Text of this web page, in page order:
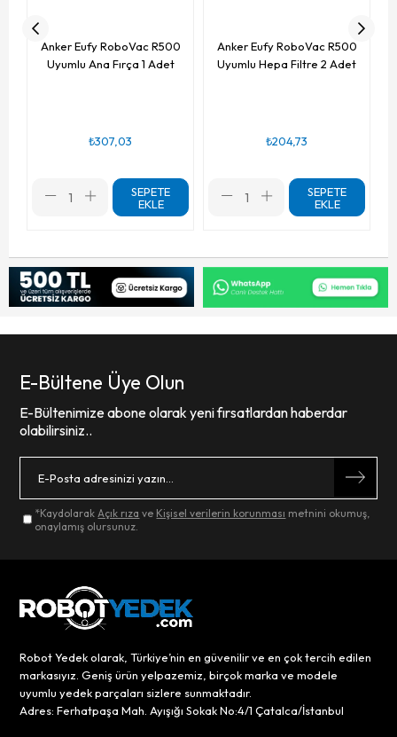
Anker Eufy RoboVac R500
Uyumlu Ana Fırça 1 Adet
₺307,03
SEPETE
EKLE
Anker Eufy RoboVac R500
Uyumlu Hepa Filtre 2 Adet
₺204,73
SEPETE
EKLE
E-Bültene Üye Olun
E-Bültenimize abone olarak yeni fırsatlardan haberdar
olabilirsiniz..
*Kaydolarak Açık rıza ve Kişisel verilerin korunması metnini okumuş,
onaylamış olursunuz.
Robot Yedek olarak, Türkiye’nin en güvenilir ve en çok tercih edilen
markasıyız. Geniş ürün yelpazemiz, birçok marka ve modele
uyumlu yedek parçaları sizlere sunmaktadır.
Adres: Ferhatpaşa Mah. Ayışığı Sokak No:4/1 Çatalca/İstanbul